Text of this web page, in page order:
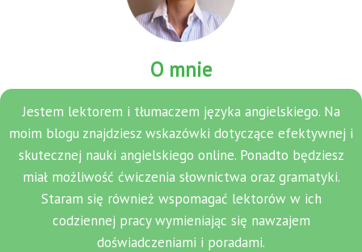
O mnie
Jestem lektorem i tłumaczem języka angielskiego. Na
moim blogu znajdziesz wskazówki dotyczące efektywnej i
skutecznej nauki angielskiego online. Ponadto będziesz
miał możliwość ćwiczenia słownictwa oraz gramatyki.
Staram się również wspomagać lektorów w ich
codziennej pracy wymieniając się nawzajem
doświadczeniami i poradami.